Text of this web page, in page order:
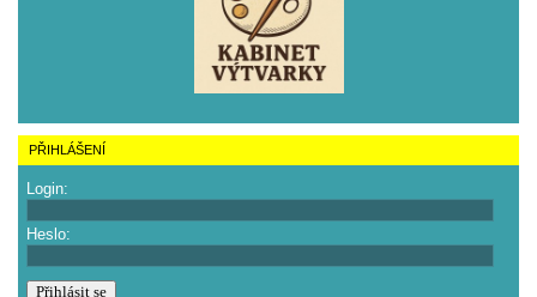
PŘIHLÁŠENÍ
Login:
Heslo: